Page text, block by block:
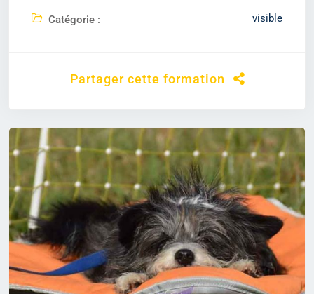
Catégorie : visible
Partager cette formation